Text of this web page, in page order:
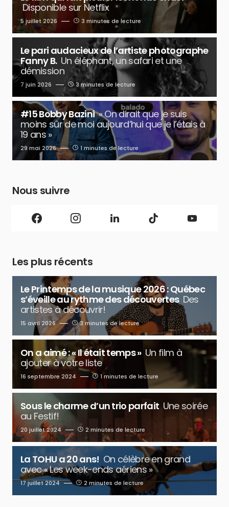
Disponible sur Netflix
5 juillet 2026 3 minutes de lecture
Le pari audacieux de l’artiste photographe
Fanny B. Un éléphant, un safari et une
démission
7 juin 2026 3 minutes de lecture
#15 Bobby Bazini « On dirait que je suis
moins sûr de moi aujourd’hui que je l’étais à
19 ans »
29 mai 2026 1 minutes de lecture
Nous suivre
Les plus récents
Le Printemps de la musique 2026 : Québec
s’éveille au rythme des découvertes Des
artistes à découvrir!
15 avril 2026 3 minutes de lecture
On a aimé : « Il était temps » Un film à
ajouter à votre liste
16 septembre 2024 1 minutes de lecture
Sous le charme d’un trio parfait Une soirée
au Festif!
20 juillet 2024 2 minutes de lecture
La TOHU a 20 ans! On célèbre en grand
avec « Les week-ends aériens »
17 juillet 2024 2 minutes de lecture